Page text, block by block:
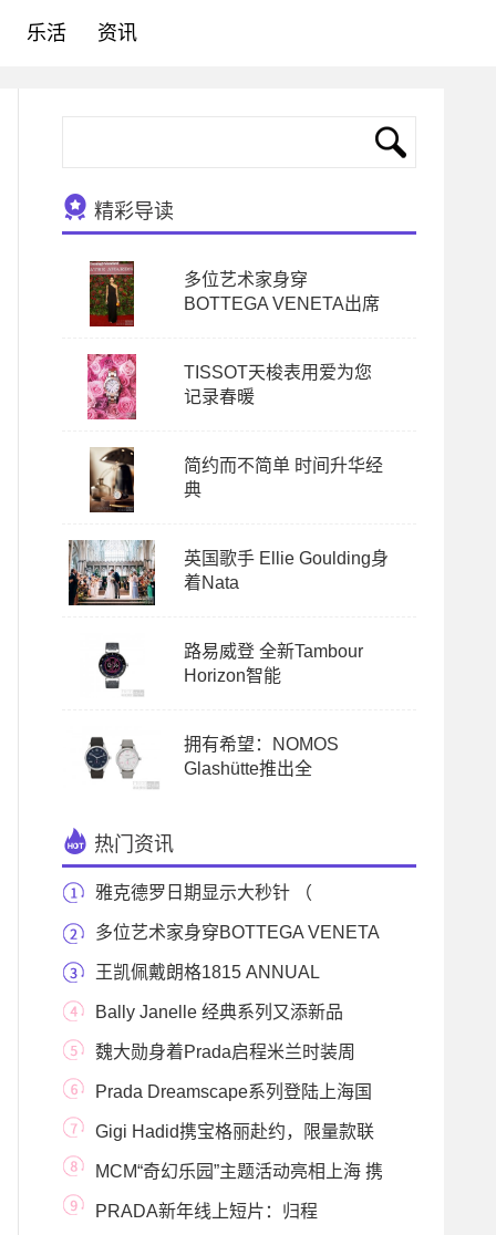
乐活 资讯
精彩导读
多位艺术家身穿
BOTTEGA VENETA出席
TISSOT天梭表用爱为您
记录春暖
简约而不简单 时间升华经
典
英国歌手 Ellie Goulding身
着Nata
路易威登 全新Tambour
Horizon智能
拥有希望：NOMOS
Glashütte推出全
热门资讯
雅克德罗日期显示大秒针 （
GRANDE SECONDE QUANTIÈ
多位艺术家身穿BOTTEGA VENETA
出席第65届伦敦《旗帜
王凯佩戴朗格1815 ANNUAL
CALENDAR系列 亮相2020东方卫
Bally Janelle 经典系列又添新品
魏大勋身着Prada启程米兰时装周
Prada Dreamscape系列登陆上海国
金中心Gigi Hadid携宝格丽赴约，限量款联
名包包格外吸睛
MCM“奇幻乐园”主题活动亮相上海 携
手新生代偶
PRADA新年线上短片：归程